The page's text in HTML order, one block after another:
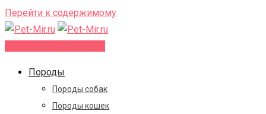
Перейти к содержимому
Породы
Породы собак
Породы кошек